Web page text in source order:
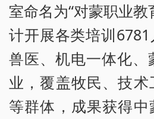
室命名为“对蒙职业教
计开展各类培训
兽医、机电一体化、
业，覆盖牧民、技
等群体，成果获得